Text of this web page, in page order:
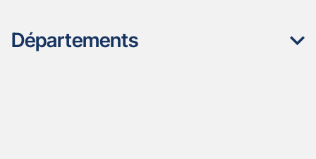
Départements